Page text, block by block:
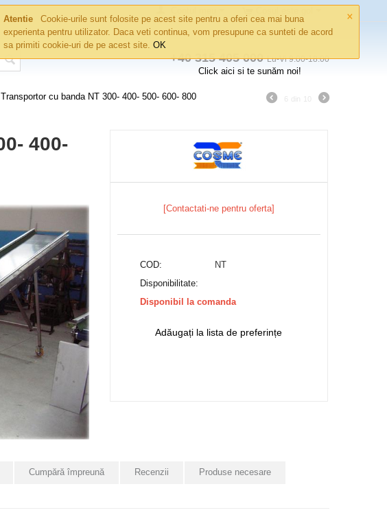
×
Atentie
Cookie-urile sunt folosite pe acest site pentru a oferi cea mai buna
experienta pentru utilizator. Daca veti continua, vom presupune ca sunteti de acord
sa primiti cookie-uri de pe acest site.OK
+40 315 405 000 Lu-Vi 9:00-18:00
Click aici si te sunăm noi!
Transportor cu banda NT 300- 400- 500- 600- 800 din
400-
[Contactati-ne pentru oferta]
COD:
NT
Disponibilitate:
Disponibil la comanda
Adăugați la lista de preferințe
Cumpără împreună Recenzii Produse necesare